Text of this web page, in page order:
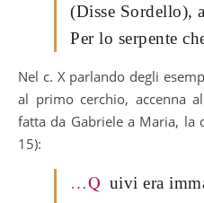
(Disse Sordello),
Per lo serpente
Nel c. X parlando degli
al primo cerchio, accenna
fatta da Gabriele a Maria, la
15):
…Q uivi era